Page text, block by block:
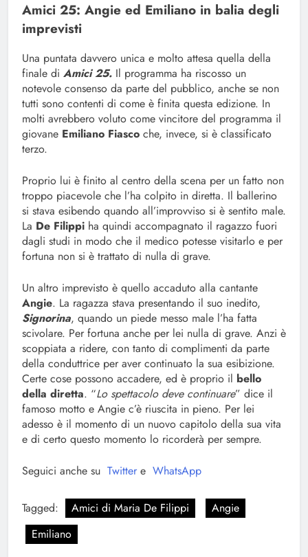
Amici 25: Angie ed Emiliano in balia degli
imprevisti
Una puntata davvero unica e molto attesa quella della
finale di Amici 25. Il programma ha riscosso un
notevole consenso da parte del pubblico, anche se non
tutti sono contenti di come è finita questa edizione. In
molti avrebbero voluto come vincitore del programma il
giovane Emiliano Fiasco che, invece, si è classificato
terzo.
Proprio lui è finito al centro della scena per un fatto non
troppo piacevole che l’ha colpito in diretta. Il ballerino
si stava esibendo quando all’improvviso si è sentito male.
La De Filippi ha quindi accompagnato il ragazzo fuori
dagli studi in modo che il medico potesse visitarlo e per
fortuna non si è trattato di nulla di grave.
Un altro imprevisto è quello accaduto alla cantante
Angie. La ragazza stava presentando il suo inedito,
Signorina, quando un piede messo male l’ha fatta
scivolare. Per fortuna anche per lei nulla di grave. Anzi è
scoppiata a ridere, con tanto di complimenti da parte
della conduttrice per aver continuato la sua esibizione.
Certe cose possono accadere, ed è proprio il bello
della diretta. “Lo spettacolo deve continuare” dice il
famoso motto e Angie c’è riuscita in pieno. Per lei
adesso è il momento di un nuovo capitolo della sua vita
e di certo questo momento lo ricorderà per sempre.
Seguici anche su Twitter e WhatsApp
Tagged: Amici di Maria De Filippi
Angie
Emiliano